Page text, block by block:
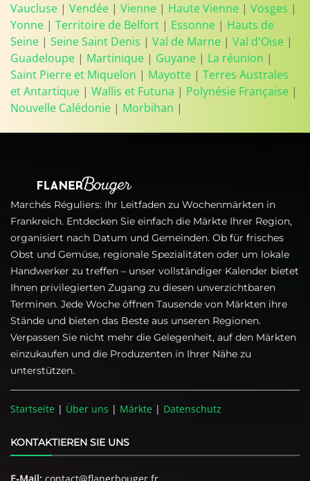
Vaucluse | Vendée | Vienne | Haute Vienne | Vosges |
Yonne | Territoire de Belfort | Essonne | Hauts de
Seine | Seine Saint Denis | Val de Marne | Val d'Oise |
Guadeloupe | Martinique | Guyane | La réunion |
Saint Pierre et Miquelon | Mayotte | Terres Australes
et Antartique | Wallis et Futuna | Polynésie Française |
Nouvelle Calédonie | Morbihan |
Marchés Réguliers: Ihr Leitfaden zu Wochenmärkten in
Frankreich. Entdecken Sie einfach die Märkte Ihrer Region,
organisiert nach Datum und Gemeinden. Ob für frisches
Obst und Gemüse, regionale Spezialitäten oder um lokale
Handwerker zu treffen – unser vollständiger Kalender bietet
Ihnen privilegierten Zugang zu diesen unverzichtbaren
Terminen. Jede Woche öffnen Tausende von Märkten ihre
Stände und bieten das Beste aus unseren Regionen.
Verpassen Sie nicht mehr die Gelegenheit, auf den Märkten
einzukaufen und die Produzenten in Ihrer Nähe zu
unterstützen.
Startseite | Über uns | Märkte | Datenschutz
KONTAKTIEREN SIE UNS